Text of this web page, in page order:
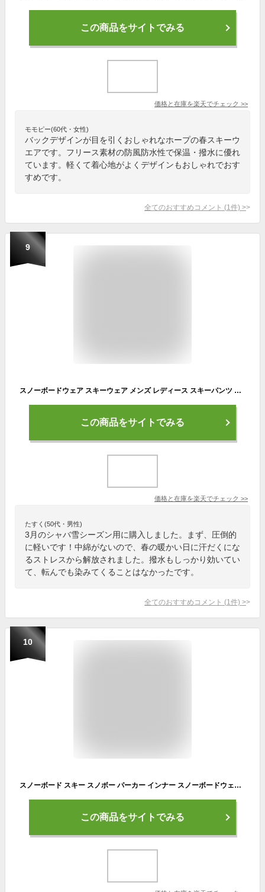
この商品をサイトでみる
価格と在庫を楽天でチェック >>
モモピー(60代・女性)
バックデザインが目を引くおしゃれなホープの春スキーウ
エアです。フリース素材の防風防水性で保温・撥水に優れ
ています。軽くて着心地がよくデザインもおしゃれでおす
すめです。
全てのおすすめコメント (1 件) >
9
スノーボードウェア スキーウェア メンズ レディース スキーパンツ 薄手 春 秋 カーゴパンツ ロングパンツ ズボン 防水 カジュアルパンツ 防風 撥水 スキーパンツ スキーパンツ ボードウェア スノボウェア パンツ スノボ ウェア 送料無料
この商品をサイトでみる
価格と在庫を楽天でチェック >>
たすく(50代・男性)
3月のシャバ雪シーズン用に購入しました。まず、圧倒的
に軽いです！中綿がないので、春の暖かい日に汗だくにな
るストレスから解放されました。撥水もしっかり効いてい
て、転んでも染みてくることはなかったです。
全てのおすすめコメント (1 件) >
10
スノーボード スキー スノボー パーカー インナー スノーボードウェア スキーウェア スノボウェア フードパーカー 撥水 撥水パーカー 裏起毛 防寒 雪 アウトドア キャンプ 春スキー 春スノボー メンズ レディース PONS-125
この商品をサイトでみる